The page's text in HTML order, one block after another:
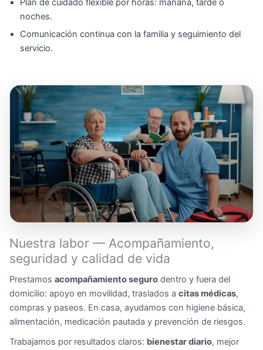
Plan de cuidado flexible por horas: mañana, tarde o
noches.
Comunicación continua con la familia y seguimiento del
servicio.
Nuestra labor — Acompañamiento,
seguridad y calidad de vida
Prestamos acompañamiento seguro dentro y fuera del
domicilio: apoyo en movilidad, traslados a citas médicas,
compras y paseos. En casa, ayudamos con higiene básica,
alimentación, medicación pautada y prevención de riesgos.
Trabajamos por resultados claros: bienestar diario, mejor